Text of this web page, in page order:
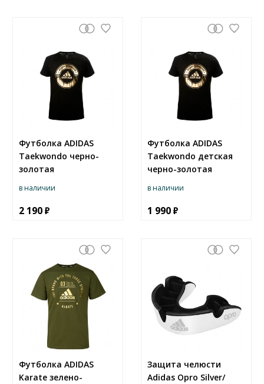
Футболка ADIDAS
Taekwondo черно-
золотая
в наличии
2 190
Футболка ADIDAS
Taekwondo детская
черно-золотая
в наличии
1 990
Футболка ADIDAS
Karate зелено-
Защита челюсти
Adidas Opro Silver/